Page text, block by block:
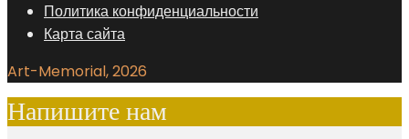
Политика конфиденциальности
Карта сайта
Art-Memorial, 2026
Напишите нам